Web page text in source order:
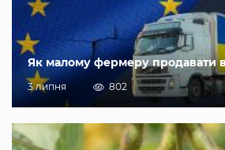
Як малому фермеру продавати
3 липня 802